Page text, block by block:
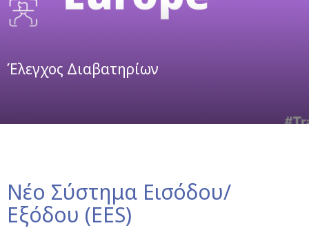
Έλεγχος Διαβατηρίων
Νέο Σύστημα Εισόδου/
Εξόδου (EES)